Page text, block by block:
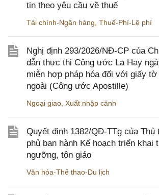
tin theo yêu cầu về thuế
Tài chính-Ngân hàng Thuế-Phí-Lệ phí
Nghị định 293/2026/NĐ-CP của
dẫn thực thi Công ước La Hay
miễn hợp pháp hóa đối với giấy
ngoài (Công ước Apostille)
Ngoại giao Xuất nhập cảnh
Quyết định 1382/QĐ-TTg của Thủ
phủ ban hành Kế hoạch triển khai
ngưỡng, tôn giáo
Văn hóa-Thể thao-Du lịch